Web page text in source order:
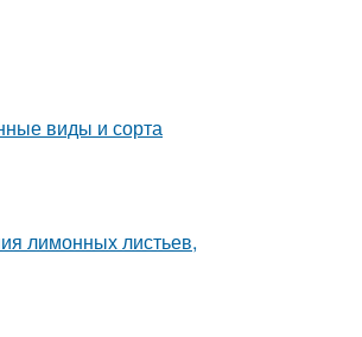
виды и сорта
лимонных листьев,